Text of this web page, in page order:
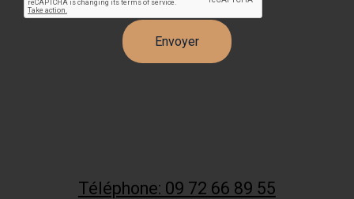
Téléphone: 09 72 66 89 55